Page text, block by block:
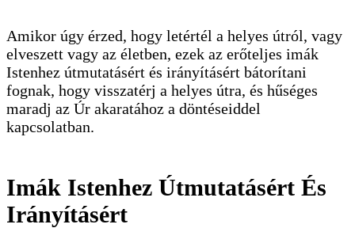
Amikor úgy érzed, hogy letértél a helyes útról, vagy
elveszett vagy az életben, ezek az erőteljes imák
Istenhez útmutatásért és irányításért bátorítani
fognak, hogy visszatérj a helyes útra, és hűséges
maradj az Úr akaratához a döntéseiddel
kapcsolatban.
Imák Istenhez Útmutatásért És
Irányításért